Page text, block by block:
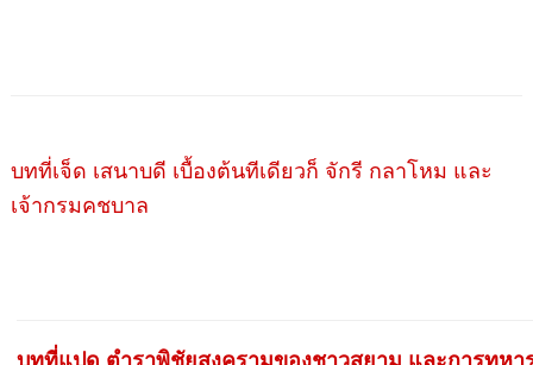
บทที่เจ็ด เสนาบดี เบื้องต้นทีเดียวก็ จักรี กลาโหม และ
เจ้ากรมคชบาล
บทที่แปด ตำราพิชัยสงครามของชาวสยาม และการทหา